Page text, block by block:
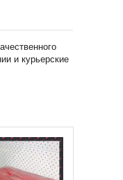
и курьерские